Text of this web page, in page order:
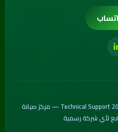
جميع الحقوق محفوظة © 2026 Technical Support — مركز صيانة
لأي شركة رسمية